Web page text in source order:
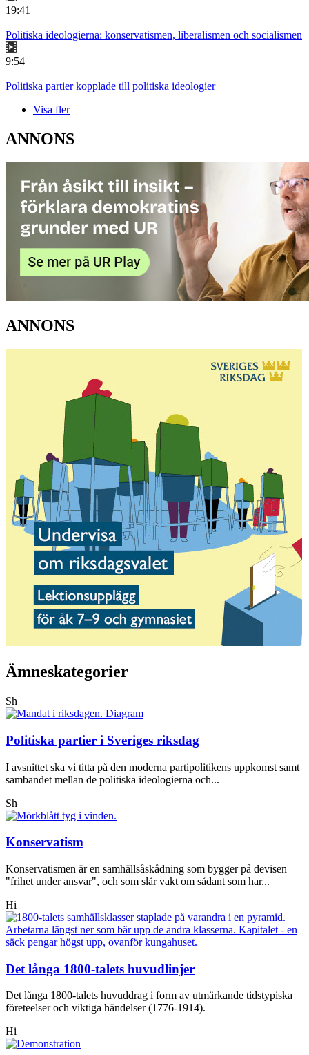
19:41
Politiska ideologierna: konservatismen, liberalismen och socialismen
9:54
Politiska partier kopplade till politiska ideologier
Visa fler
ANNONS
ANNONS
Ämneskategorier
Sh
Politiska partier i Sveriges riksdag
I avsnittet ska vi titta på den moderna partipolitikens uppkomst samt
sambandet mellan de politiska ideologierna och...
Sh
Konservatism
Konservatismen är en samhällsåskådning som bygger på devisen
"frihet under ansvar", och som slår vakt om sådant som har...
Hi
Det långa 1800-talets huvudlinjer
Det långa 1800-talets huvuddrag i form av utmärkande tidstypiska
företeelser och viktiga händelser (1776-1914).
Hi